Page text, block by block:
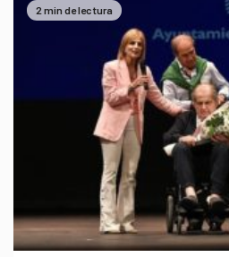
2 min de lectura